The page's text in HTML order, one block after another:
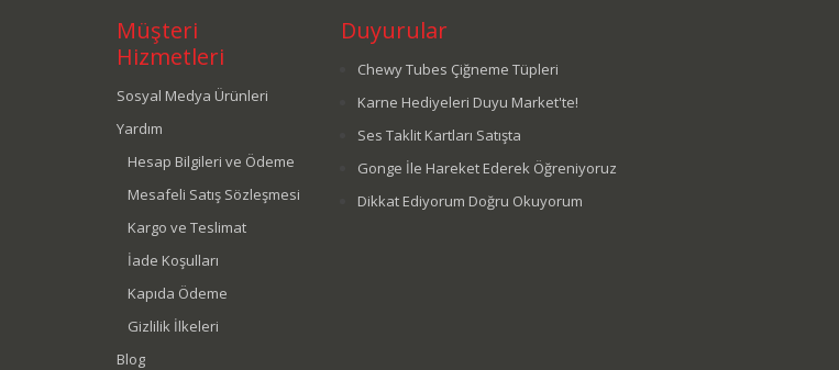
Müşteri
Hizmetleri
Sosyal Medya Ürünleri
Yardım
Hesap Bilgileri ve Ödeme
Mesafeli Satış Sözleşmesi
Kargo ve Teslimat
İade Koşulları
Kapıda Ödeme
Gizlilik İlkeleri
Blog
Duyurular
Chewy Tubes Çiğneme Tüpleri
Karne Hediyeleri Duyu Market'te!
Ses Taklit Kartları Satışta
Gonge İle Hareket Ederek Öğreniyoruz
Dikkat Ediyorum Doğru Okuyorum